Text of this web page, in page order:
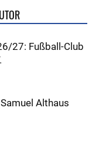
27: Fußball-Club
Althaus